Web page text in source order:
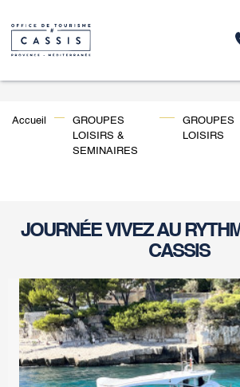
Accueil
GROUPES
LOISIRS &
SEMINAIRES
GROUPES
LOISIRS
JOURNÉE VIVEZ AU
CASSIS